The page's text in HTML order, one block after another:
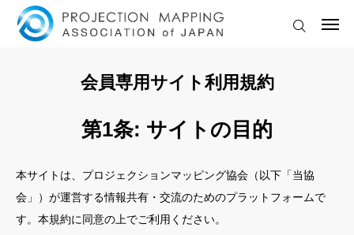
2026.08.07
2026.07.31
2026.07.29
2026.08.07
会員専用サイト利用規約
第1条: サイトの目的
本サイトは、プロジェクションマッピング協会（以下「当協
会」）が運営する情報共有・交流のためのプラットフォームで
す。本規約に同意の上でご利用ください。
🎓セミナー・ワークショップ